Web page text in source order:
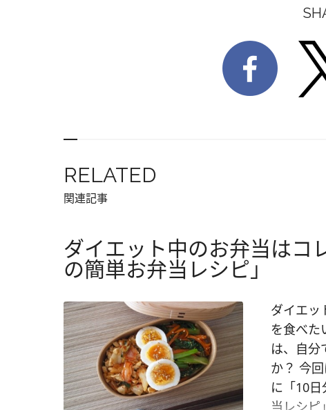
RELATED
関連記事
ダイエット中のお弁当は
の簡単お弁当レシピ」
ダイエッ
を食べた
は、自分
か？ 今
に「10
当レシピ